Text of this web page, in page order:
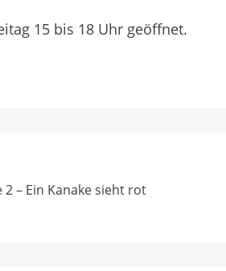
15 bis 18 Uhr geöffnet.
– Ein Kanake sieht rot